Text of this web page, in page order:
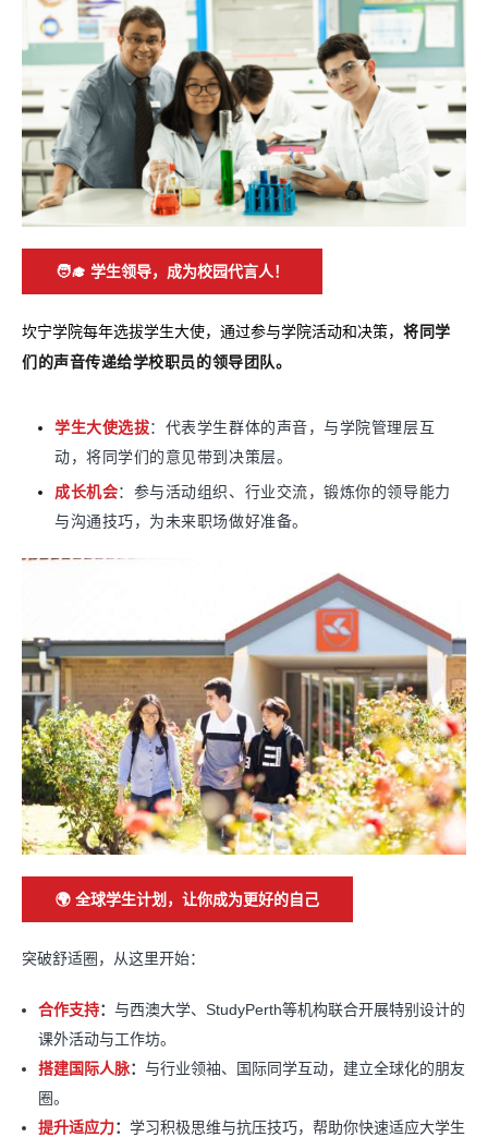
🧑‍🎓 学生领导，成为校园代言人！
坎宁学院每年选拔学生大使，通过参与学院活动和决策， 将同学
们的声音传递给学校职员的领导团队。
学生大使选拔：代表学生群体的声音，与学院管理层互
动，将同学们的意见带到决策层。
成长机会：参与活动组织、行业交流，锻炼你的领导能力
与沟通技巧，为未来职场做好准备。
🌍 全球学生计划，让你成为更好的自己
突破舒适圈，从这里开始：
合作支持： 与西澳大学、StudyPerth等机构联合开展特别设计的
课外活动与工作坊。
搭建国际人脉： 与行业领袖、国际同学互动，建立全球化的朋友
圈。
提升适应力： 学习积极思维与抗压技巧，帮助你快速适应大学生